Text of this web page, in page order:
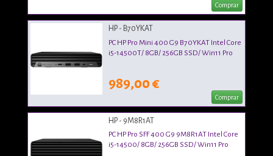
Comprar
HP - B70YKAT
PC HP Pro Mini 400 G9 B70YKAT Intel Core
i5-14500T/ 8GB/ 256GB SSD/ Win11 Pro
989,00 €
Comprar
HP - 9M8R1AT
PC HP Pro SFF 400 G9 9M8R1AT Intel Core
i5-14500/ 8GB/ 256GB SSD/ Win11 Pro